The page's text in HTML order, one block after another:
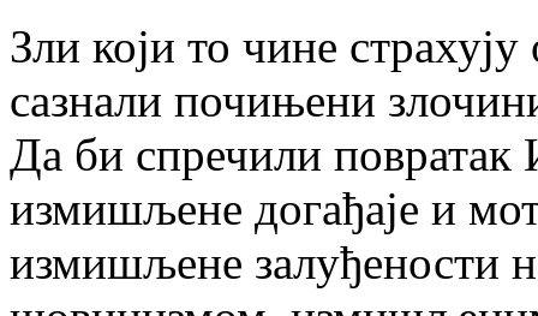
Зли који то чине
сазнали почињени
Да би спречили повратак
измишљене догађаје и
измишљене залуђености